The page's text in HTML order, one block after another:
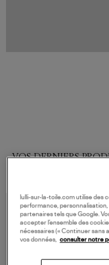
VOS DERNIERS
lulli-sur-la-toile.com utilise des
performance,
partenaires tels que Google.
accepter l’ensemble des
nécessaires (« Continuer sans
vos données, consulter notre